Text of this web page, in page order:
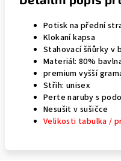
Potisk na přední
Klokaní kapsa
Stahovací šňůrky v
Materiál: 80%
premium vyšší
Střih: unisex
Perte naruby s
Nesušit v sušičce
Velikosti tabulka /